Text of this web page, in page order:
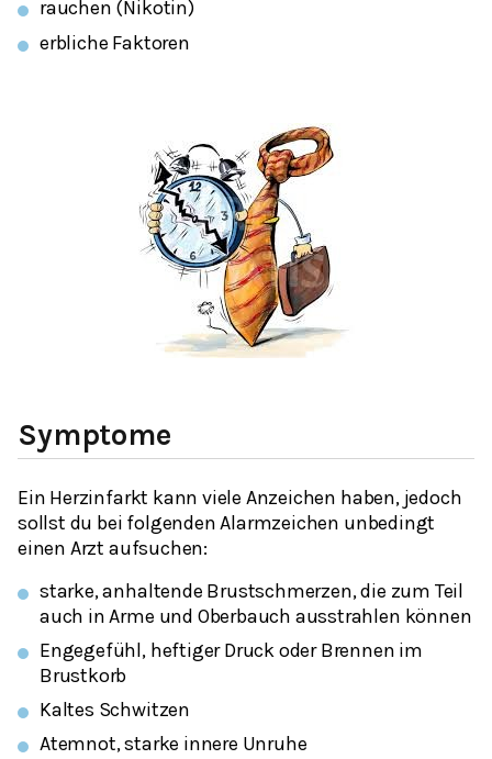
rauchen (Nikotin)
erbliche Faktoren
Symptome
Ein Herzinfarkt kann viele Anzeichen haben, jedoch
sollst du bei folgenden Alarmzeichen unbedingt
einen Arzt aufsuchen:
starke, anhaltende Brustschmerzen, die zum Teil
auch in Arme und Oberbauch ausstrahlen können
Engegefühl, heftiger Druck oder Brennen im
Brustkorb
Kaltes Schwitzen
Atemnot, starke innere Unruhe